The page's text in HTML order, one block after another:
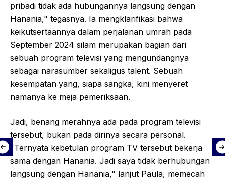
pribadi tidak ada hubungannya langsung dengan
Hanania," tegasnya. Ia mengklarifikasi bahwa
keikutsertaannya dalam perjalanan umrah pada
September 2024 silam merupakan bagian dari
sebuah program televisi yang mengundangnya
sebagai narasumber sekaligus talent. Sebuah
kesempatan yang, siapa sangka, kini menyeret
namanya ke meja pemeriksaan.
Jadi, benang merahnya ada pada program televisi
tersebut, bukan pada dirinya secara personal.
"Ternyata kebetulan program TV tersebut bekerja
sama dengan Hanania. Jadi saya tidak berhubungan
langsung dengan Hanania," lanjut Paula, memecah